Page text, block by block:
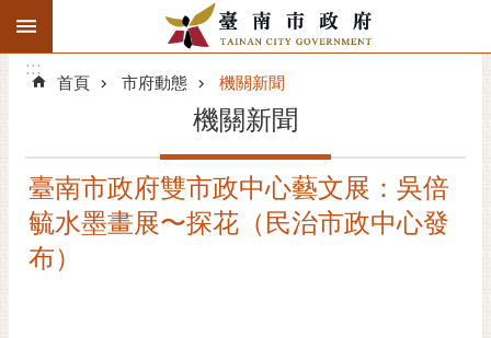
跳到主要內容區塊
搜
階
精彩府城
市府動態
:::
:::
首頁 市府動態 機關新聞
機關新聞
臺南市政府雙市政中心藝文展：吳倍
毓水墨畫展〜探花（民治市政中心發
布）